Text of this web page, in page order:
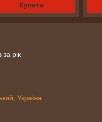
Купити
за рік
Україна